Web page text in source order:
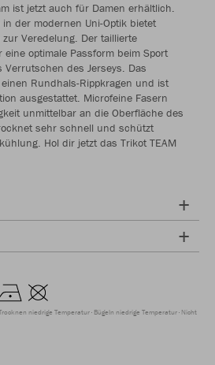
ist jetzt auch für Damen erhältlich.
der modernen Uni-Optik bietet
Veredelung. Der taillierte
optimale Passform beim Sport
des Jerseys. Das
Rundhals-Rippkragen und ist
ausgestattet. Microfeine Fasern
unmittelbar an die Oberfläche des
sehr schnell und schützt
Hol dir jetzt das Trikot TEAM
niedrige Temperatur Bügeln niedrige Temperatur Nicht